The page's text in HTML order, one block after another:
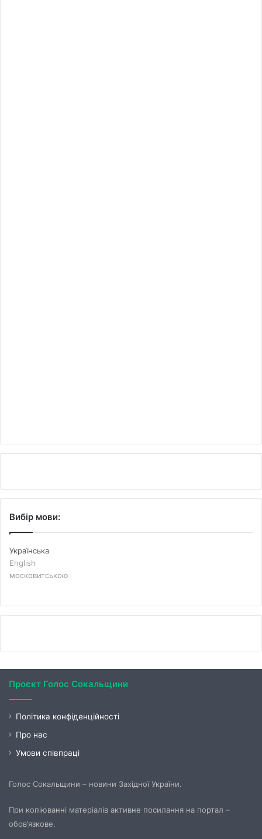
Вибір мови:
Українська
English
московитською
Проєкт Голос Сокальщини
Політика конфіденційності
Про нас
Умови співпраці
Голос Сокальщини – новини Західної України.
При копіюванні матеріалів активне посилання на портал –
обов’язкове.